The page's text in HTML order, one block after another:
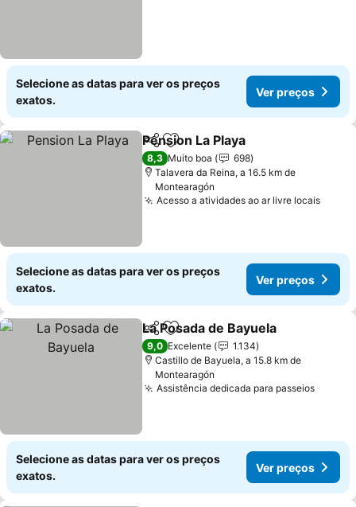
Selecione as datas para ver os preços
exatos.
Ver preços
PartilharAdicionar aos favoritos
Pension La Playa
8,3 Muito boa
698
Talavera da Reina, a 16.5 km de
Montearagón
Acesso a atividades ao ar livre locaisVer
Selecione as datas para ver os preços
exatos.
Ver preços
PartilharAdicionar aos favoritos
La Posada de Bayuela
9,0 Excelente
1.134
Castillo de Bayuela, a 15.8 km de
Montearagón
Assistência dedicada para passeiosVer
Selecione as datas para ver os preços
exatos.
Ver preços